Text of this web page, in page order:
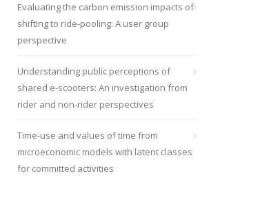
Evaluating the carbon emission impacts of
shifting to ride-pooling: A user group
perspective
Understanding public perceptions of
shared e-scooters: An investigation from
rider and non-rider perspectives
Time-use and values of time from
microeconomic models with latent classes
for committed activities